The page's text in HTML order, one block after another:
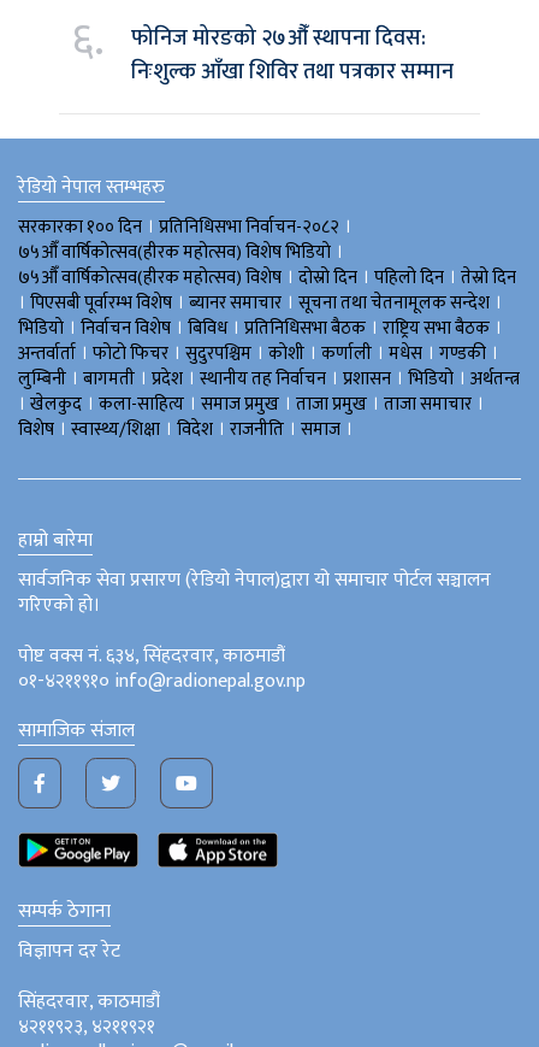
६.
फोनिज मोरङको २७औँ स्थापना दिवस:
निःशुल्क आँखा शिविर तथा पत्रकार सम्मान
रेडियो नेपाल स्तम्भहरु
सरकारका १०० दिन । प्रतिनिधिसभा निर्वाचन-२०८२ ।
७५औँ वार्षिकोत्सव(हीरक महोत्सव) विशेष भिडियाे ।
७५औँ वार्षिकोत्सव(हीरक महोत्सव) विशेष । दोस्रो दिन । पहिलो दिन । तेस्रो दिन
। पिएसबी पूर्वारम्भ विशेष । ब्यानर समाचार । सूचना तथा चेतनामूलक सन्देश ।
भिडियाे । निर्वाचन विशेष । बिविध। प्रतिनिधिसभा बैठक । राष्ट्रिय सभा बैठक ।
अन्तर्वार्ता । फोटो फिचर । सुदुरपश्चिम । काेशी । कर्णाली । मधेस । गण्डकी ।
लुम्बिनी । बागमती । प्रदेश । स्थानीय तह निर्वाचन । प्रशासन । भिडियो । अर्थतन्त्र
। खेलकुद । कला-साहित्य । समाज प्रमुख । ताजा प्रमुख । ताजा समाचार ।
विशेष । स्वास्थ्य/शिक्षा । विदेश । राजनीति । समाज ।
हाम्रो बारेमा
सार्वजनिक सेवा प्रसारण (रेडियो नेपाल)द्वारा यो समाचार पोर्टल सञ्चालन
गरिएको हो।
पोष्ट वक्स नं. ६३४, सिंहदरवार, काठमाडौं
०१-४२११९१० info@radionepal.gov.np
सामाजिक संजाल
सम्पर्क ठेगाना
विज्ञापन दर रेट
सिंहदरवार, काठमाडौं
४२११९२३, ४२११९२१